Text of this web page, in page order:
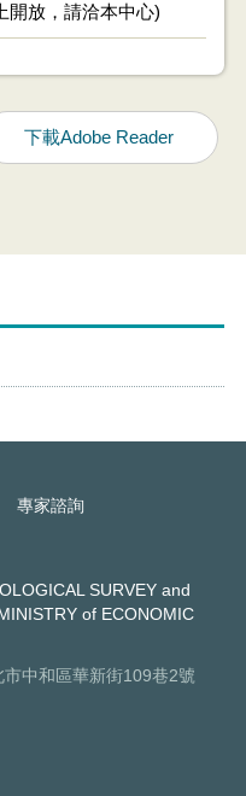
開放，請洽本中心)
下載Adobe Reader
專家諮詢
SURVEY and
of ECONOMIC
市中和區華新街109巷2號